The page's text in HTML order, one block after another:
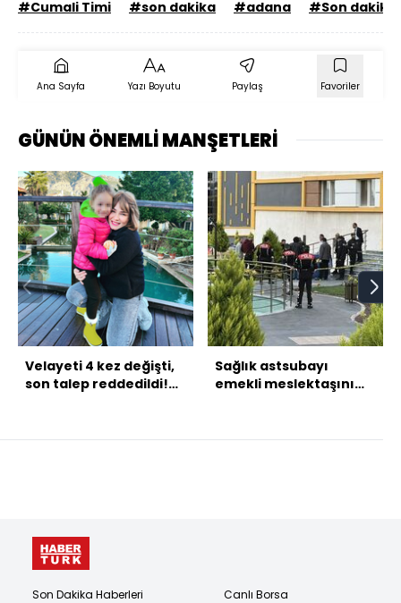
#Cumali Timi #son dakika #adana #Son
Ana Sayfa Yazı Boyutu Paylaş Favoriler
GÜNÜN ÖNEMLİ MANŞETLERİ
Velayeti 4 kez değişti,
son talep reddedildi!
Sağlık astsubayı
emekli meslektaşını
Son Dakika Haberleri
Canlı Borsa